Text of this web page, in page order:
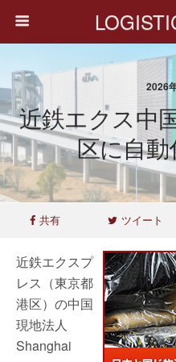
2026
近鉄エクス中
区に自
共有 ツイート
近鉄エクスプ
レス（東京都
港区）の中国
現地法人
Shanghai